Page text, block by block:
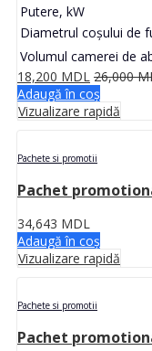
Putere, kW
Diametrul coșului de
Volumul camerei de
18,200 MDL 26,000
Adaugă în coș
Vizualizare rapidă
Pachete si promotii
Pachet
34,643 MDL
Adaugă în coș
Vizualizare rapidă
Pachete si promotii
Pachet